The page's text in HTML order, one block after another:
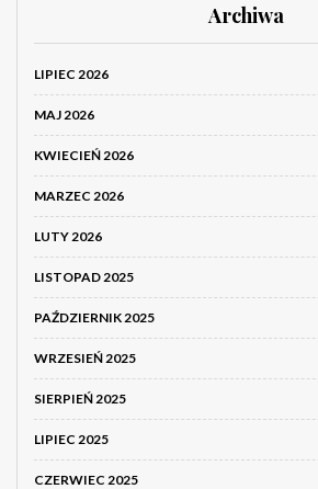
Archiwa
LIPIEC 2026
MAJ 2026
KWIECIEŃ 2026
MARZEC 2026
LUTY 2026
LISTOPAD 2025
PAŹDZIERNIK 2025
WRZESIEŃ 2025
SIERPIEŃ 2025
LIPIEC 2025
CZERWIEC 2025